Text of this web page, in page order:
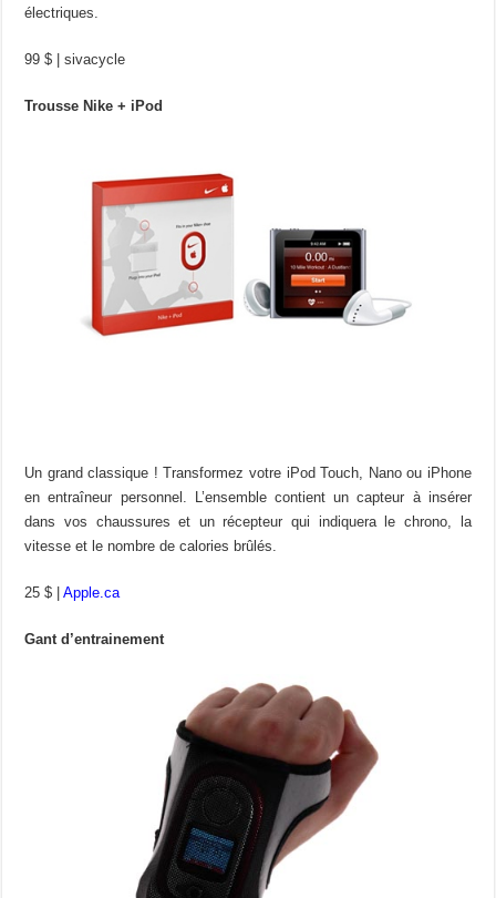
électriques.
99 $ | sivacycle
Trousse Nike + iPod
Un grand classique ! Transformez votre iPod Touch, Nano ou iPhone
en entraîneur personnel. L’ensemble contient un capteur à insérer
dans vos chaussures et un récepteur qui indiquera le chrono, la
vitesse et le nombre de calories brûlés.
25 $ |Apple.ca
Gant d’entrainement